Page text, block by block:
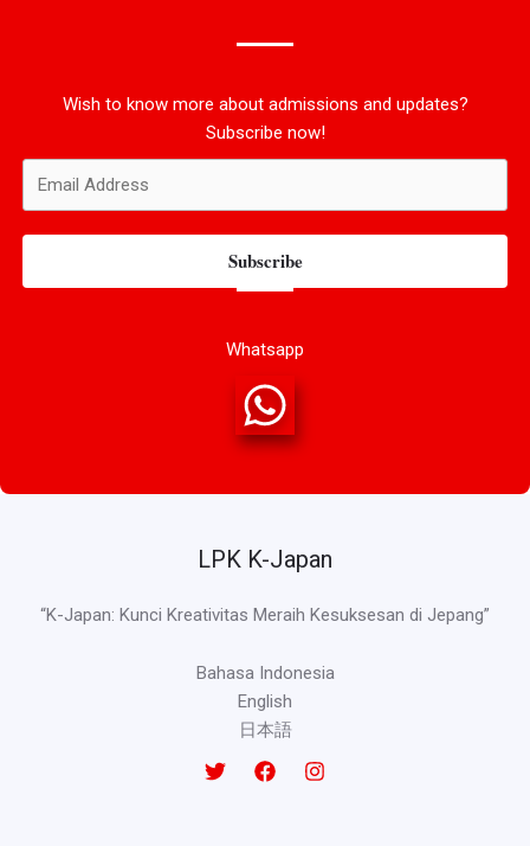
Wish to know more about admissions and updates?
Subscribe now!
Subscribe
Whatsapp
LPK K-Japan
“K-Japan: Kunci Kreativitas Meraih Kesuksesan di Jepang”
Bahasa Indonesia
English
日本語